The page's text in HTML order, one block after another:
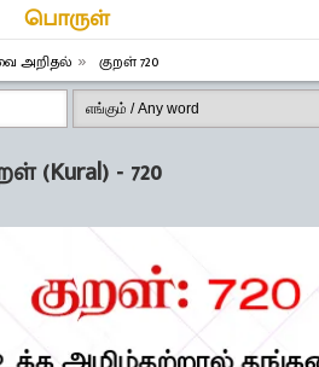
பொருள்
அறிதல் குறள் 720
(Kural) - 720